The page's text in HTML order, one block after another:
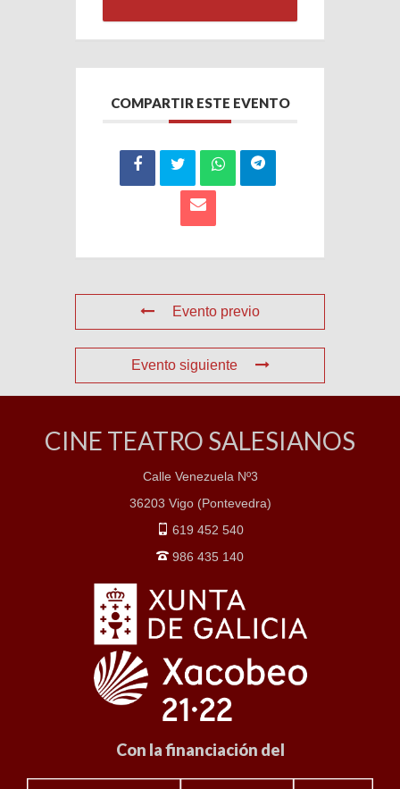
COMPARTIR ESTE EVENTO
Evento previo
Evento siguiente
CINE TEATRO SALESIANOS
Calle Venezuela Nº3
36203 Vigo (Pontevedra)
619 452 540
986 435 140
Con la financiación del